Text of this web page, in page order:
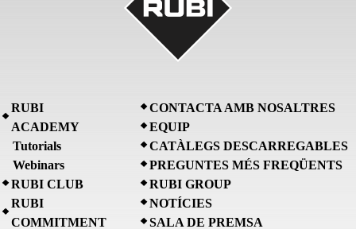
RUBI
ACADEMY
Tutorials
Webinars
RUBI CLUB
RUBI
COMMITMENT
CONTACTA AMB NOSALTRES
EQUIP
CATÀLEGS DESCARREGABLES
PREGUNTES MÉS FREQÜENTS
RUBI GROUP
NOTÍCIES
SALA DE PREMSA